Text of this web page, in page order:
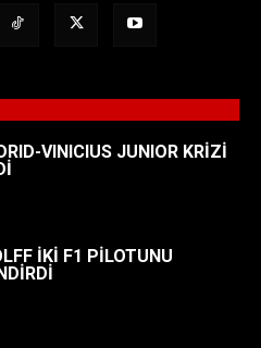
VINICIUS JUNIOR KRİZİ
İKİ F1 PİLOTUNU